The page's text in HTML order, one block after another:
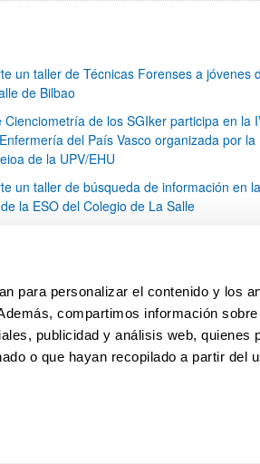
para personalizar el contenido y los
compartimos información
publicidad y análisis web, quienes
o que hayan recopilado a partir del
un taller de Técnicas Forenses a jóvenes
de Bilbao
Cienciometría de los SGIker participa en la
del País Vasco organizada por la
de la UPV/EHU
un taller de búsqueda de información en
la ESO del Colegio de La Salle
Página
1 ...Páginas intermedias Use TAB
Página
32 Página
33 Página
34 ...Páginas
79